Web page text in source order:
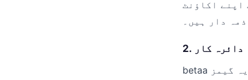
اپنے اکاؤنٹ
دار ہیں۔
دائرہ کار
betaa ایک آن لائن پلیٹ فارم ہے جو 'بوکر اور کلاسک کارڈ گیمز' فراہم کرتا ہے۔ یہ گیمز